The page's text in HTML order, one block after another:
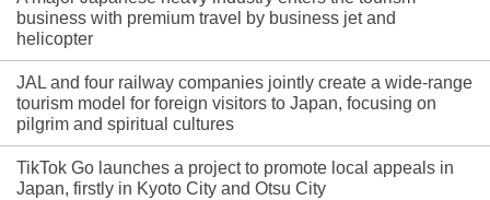
business with premium travel by business jet and
helicopter
JAL and four railway companies jointly create a wide-range
tourism model for foreign visitors to Japan, focusing on
pilgrim and spiritual cultures
TikTok Go launches a project to promote local appeals in
Japan, firstly in Kyoto City and Otsu City